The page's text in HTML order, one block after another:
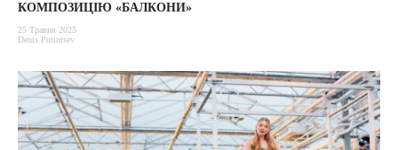
КОМПОЗИЦІЮ «БАЛКОНИ»
25 Травня 2025
Denis Putintsev